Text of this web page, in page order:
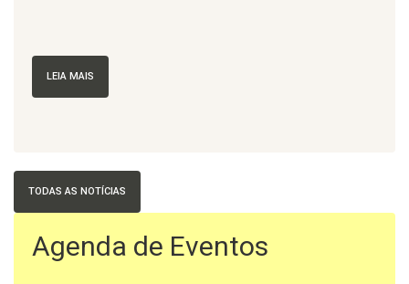
LEIA MAIS
TODAS AS NOTÍCIAS
Agenda de Eventos